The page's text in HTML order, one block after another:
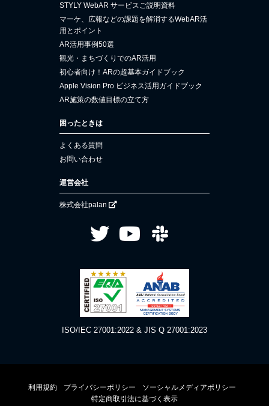
STYLY WebAR サービスご説明資料
マーケ、広報などの課題を解消するWebAR活
用とポイント
AR活用事例50選
観光・まちづくりでのAR活用
初心者向け！ARの超基本ガイドブック
Apple Vision Pro ビジネス活用ガイドブック
AR施策の数値目標の立て方
困ったときは
よくある質問
お問い合わせ
運営会社
株式会社palan
ISO/IEC 27001:2022 & JIS Q 27001:2023
利用規約 プライバシーポリシー
ソーシャルメディアポリシー
特定商取引法に基づく表示